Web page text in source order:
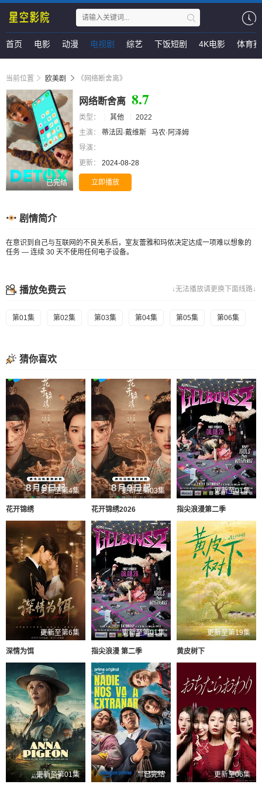
首页 电影 动漫 电视剧 综艺 下饭短剧 4K电影 体育
当前位置 欧美剧 《网络断舍离》
已完结
网络断舍离 8.7
类型： 其他
2022
主演：
蒂法因·戴维斯
马农·阿泽姆
导演：
更新：
2024-08-28
立即播放
剧情简介
在意识到自己与互联网的不良关系后，室友蕾雅和玛侬决定达成一项难以想象的
任务 — 连续 30 天不使用任何电子设备。
↓无法播放请更换下面线路↓
播放免费云
第01集 第02集 第03集 第04集 第05集 第06集
猜你喜欢
更新至第4集
花开锦绣
更新至第03集
花开锦绣2026
更新至01集
指尖浪漫第二季
更新至第6集
深情为饵
更新至第01集
指尖浪漫 第二季
更新至第19集
黄皮树下
更新至第01集 已完结 更新至06集